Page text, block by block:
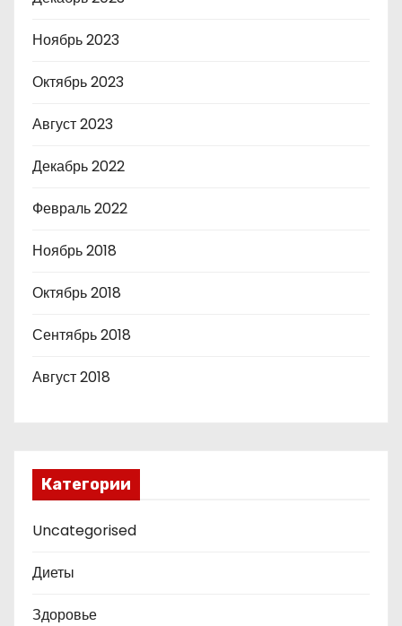
Ноябрь 2023
Октябрь 2023
Август 2023
Декабрь 2022
Февраль 2022
Ноябрь 2018
Октябрь 2018
Сентябрь 2018
Август 2018
Категории
Uncategorised
Диеты
Здоровье